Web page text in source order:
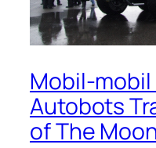
Mobil-
Autobots
of The